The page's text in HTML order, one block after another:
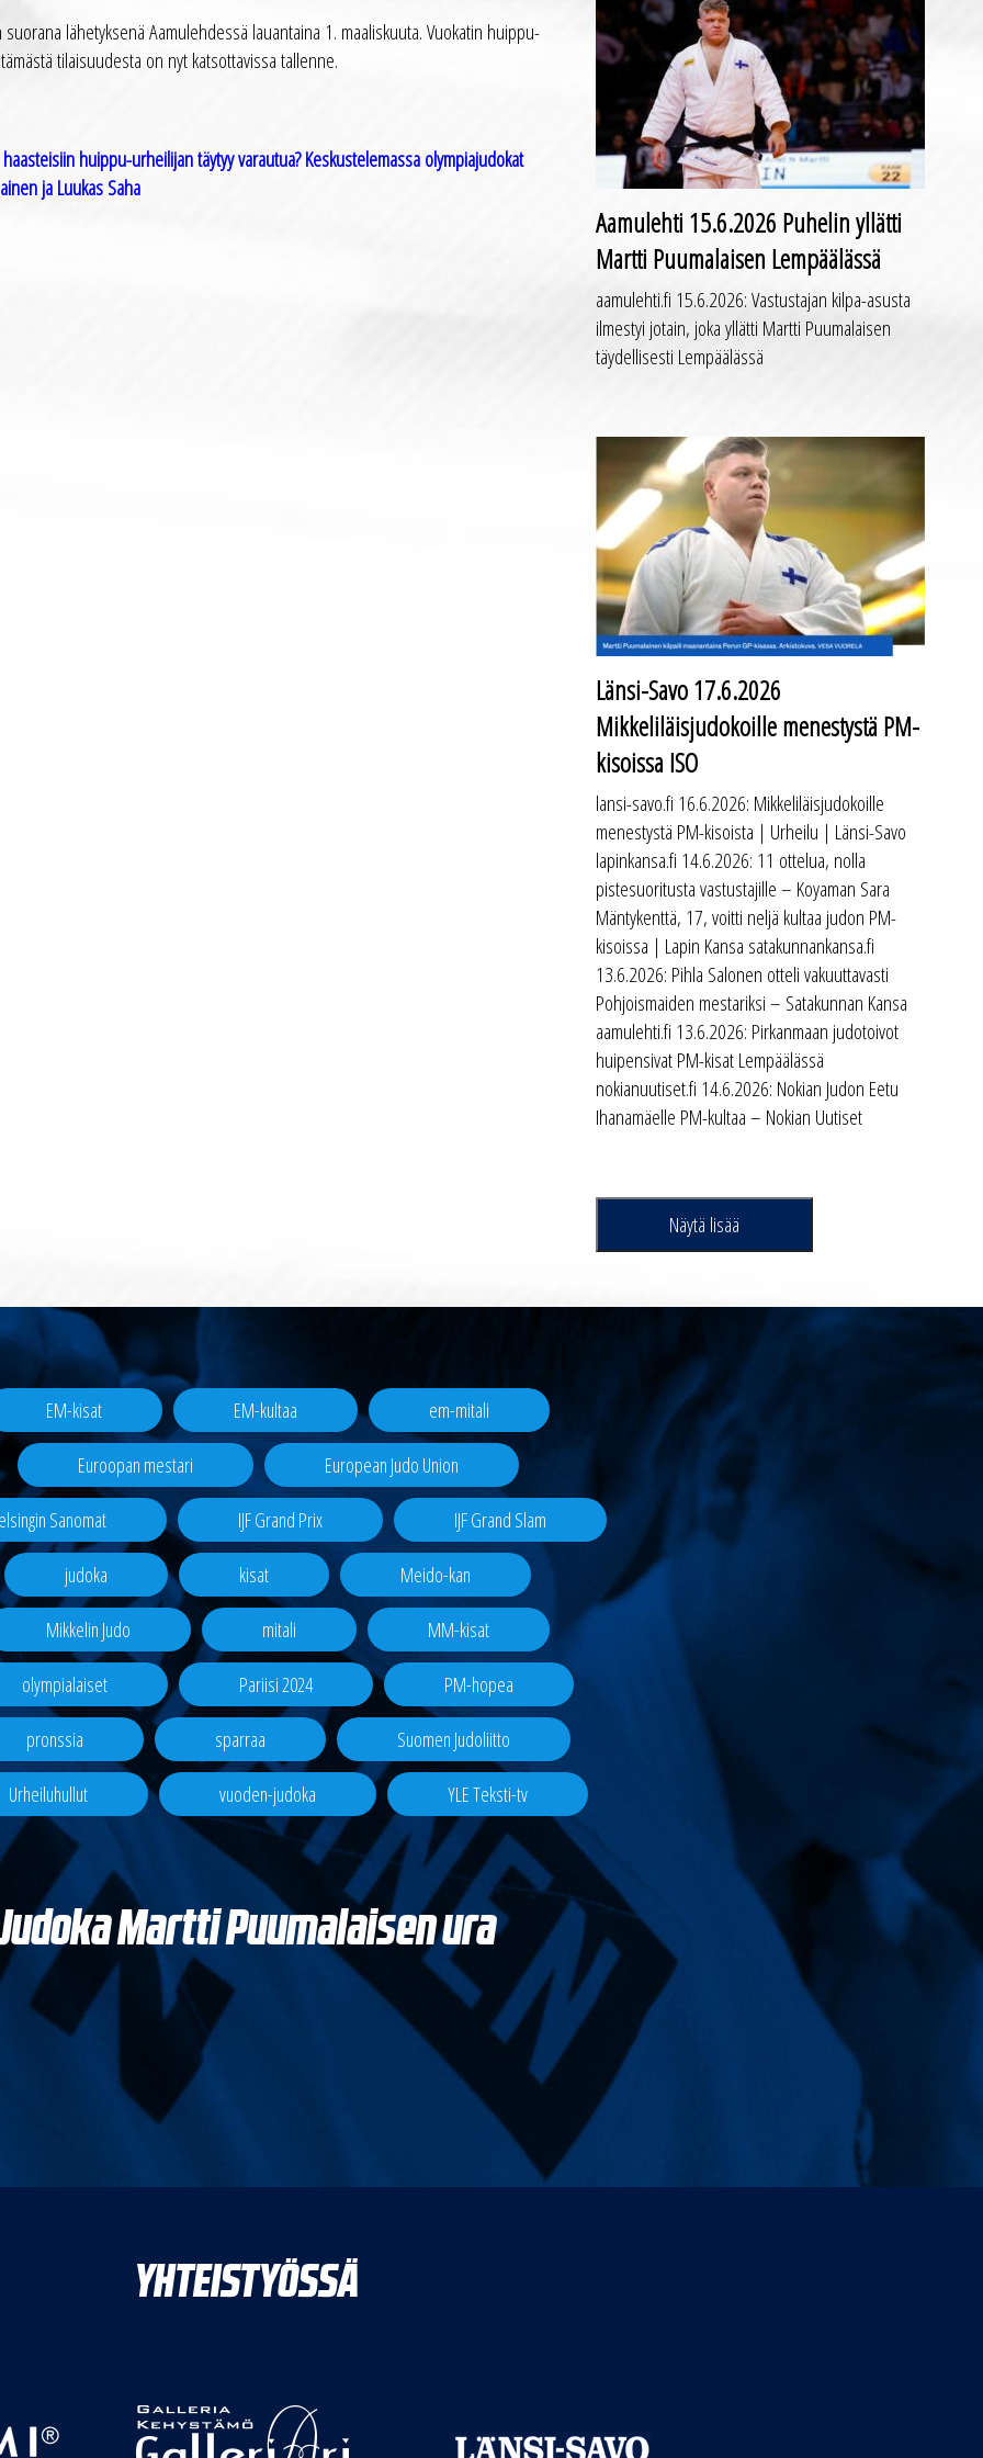
lähetyksenä Aamulehdessä lauantaina 1. maaliskuuta. Vuokatin huippu-
tilaisuudesta on nyt katsottavissa tallenne.
huippu-urheilijan täytyy varautua? Keskustelemassa olympiajudokat
ja Luukas Saha
Aamulehti 15.6.2026 Puhelin yllätti
Martti Puumalaisen Lempäälässä
aamulehti.fi 15.6.2026: Vastustajan kilpa-asusta
ilmestyi jotain, joka yllätti Martti Puumalaisen
täydellisesti Lempäälässä
Länsi-Savo 17.6.2026
Mikkeliläisjudokoille menestystä PM-
kisoissa ISO
lansi-savo.fi 16.6.2026: Mikkeliläisjudokoille
menestystä PM-kisoista | Urheilu | Länsi-Savo
lapinkansa.fi 14.6.2026: 11 ottelua, nolla
pistesuoritusta vastustajille – Koyaman Sara
Mäntykenttä, 17, voitti neljä kultaa judon PM-
kisoissa | Lapin Kansa satakunnankansa.fi
13.6.2026: Pihla Salonen otteli vakuuttavasti
Pohjoismaiden mestariksi – Satakunnan Kansa
aamulehti.fi 13.6.2026: Pirkanmaan judotoivot
huipensivat PM-kisat Lempäälässä
nokianuutiset.fi 14.6.2026: Nokian Judon Eetu
Ihanamäelle PM-kultaa – Nokian Uutiset
Näytä lisää
EM-kisat EM-kultaa em-mitali
Euroopan mestari European Judo Union
Sanomat IJF Grand Prix IJF Grand Slam
judoka kisat Meido-kan
Mikkelin Judo mitali MM-kisat
olympialaiset Pariisi 2024 PM-hopea
pronssia sparraa Suomen Judoliitto
Urheiluhullut vuoden-judoka YLE Teksti-tv
Martti Puumalaisen ura
YHTEISTYÖSSÄ